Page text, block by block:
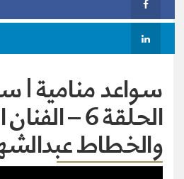
سواعد منامية |
الحلقة 6 –
والخطاط